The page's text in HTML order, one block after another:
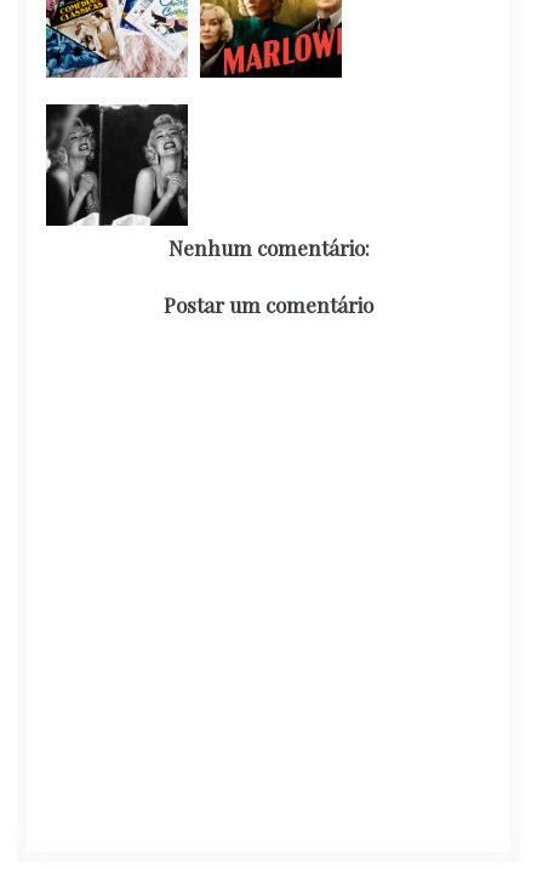
Nenhum comentário:
Postar um comentário